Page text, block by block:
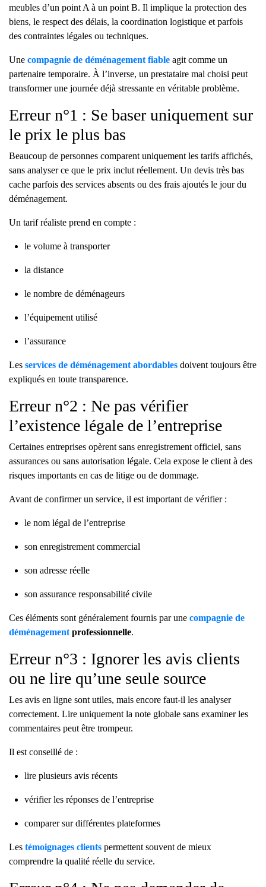
meubles d’un point A à un point B. Il implique la protection des
biens, le respect des délais, la coordination logistique et parfois
des contraintes légales ou techniques.
Une compagnie de déménagement fiable agit comme un
partenaire temporaire. À l’inverse, un prestataire mal choisi peut
transformer une journée déjà stressante en véritable problème.
Erreur n°1 : Se baser uniquement sur
le prix le plus bas
Beaucoup de personnes comparent uniquement les tarifs affichés,
sans analyser ce que le prix inclut réellement. Un devis très bas
cache parfois des services absents ou des frais ajoutés le jour du
déménagement.
Un tarif réaliste prend en compte :
le volume à transporter
la distance
le nombre de déménageurs
l’équipement utilisé
l’assurance
Les services de déménagement abordables doivent toujours être
expliqués en toute transparence.
Erreur n°2 : Ne pas vérifier
l’existence légale de l’entreprise
Certaines entreprises opèrent sans enregistrement officiel, sans
assurances ou sans autorisation légale. Cela expose le client à des
risques importants en cas de litige ou de dommage.
Avant de confirmer un service, il est important de vérifier :
le nom légal de l’entreprise
son enregistrement commercial
son adresse réelle
son assurance responsabilité civile
Ces éléments sont généralement fournis par une compagnie de
déménagement professionnelle.
Erreur n°3 : Ignorer les avis clients
ou ne lire qu’une seule source
Les avis en ligne sont utiles, mais encore faut-il les analyser
correctement. Lire uniquement la note globale sans examiner les
commentaires peut être trompeur.
Il est conseillé de :
lire plusieurs avis récents
vérifier les réponses de l’entreprise
comparer sur différentes plateformes
Les témoignages clients permettent souvent de mieux
comprendre la qualité réelle du service.